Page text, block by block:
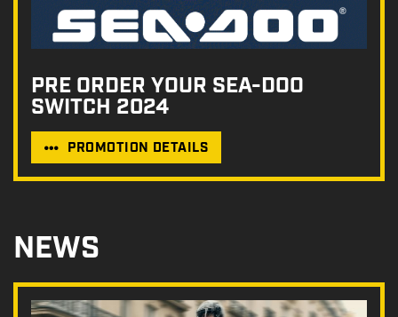
PRE ORDER YOUR SEA-DOO
SWITCH 2024
PROMOTION DETAILS
NEWS